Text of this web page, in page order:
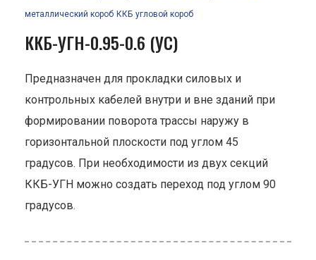
металлический короб ККБ угловой короб
ККБ-УГН-0.95-0.6 (УС)
Предназначен для прокладки силовых и
контрольных кабелей внутри и вне зданий при
формировании поворота трассы наружу в
горизонтальной плоскости под углом 45
градусов. При необходимости из двух секций
ККБ-УГН можно создать переход под углом 90
градусов.